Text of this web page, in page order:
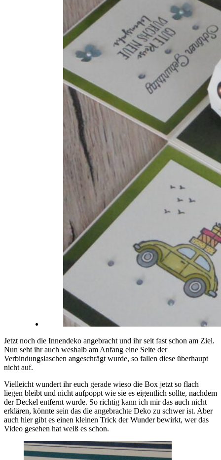
Jetzt noch die Innendeko angebracht und ihr seit fast schon am Ziel.
Nun seht ihr auch weshalb am Anfang eine Seite der
Verbindungslaschen angeschrägt wurde, so fallen diese überhaupt
nicht auf.
Vielleicht wundert ihr euch gerade wieso die Box jetzt so flach
liegen bleibt und nicht aufpoppt wie sie es eigentlich sollte, nachdem
der Deckel entfernt wurde. So richtig kann ich mir das auch nicht
erklären, könnte sein das die angebrachte Deko zu schwer ist. Aber
auch hier gibt es einen kleinen Trick der Wunder bewirkt, wer das
Video gesehen hat weiß es schon.